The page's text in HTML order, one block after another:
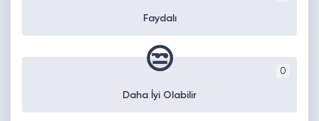
Faydalı
0
😒
Daha İyi Olabilir